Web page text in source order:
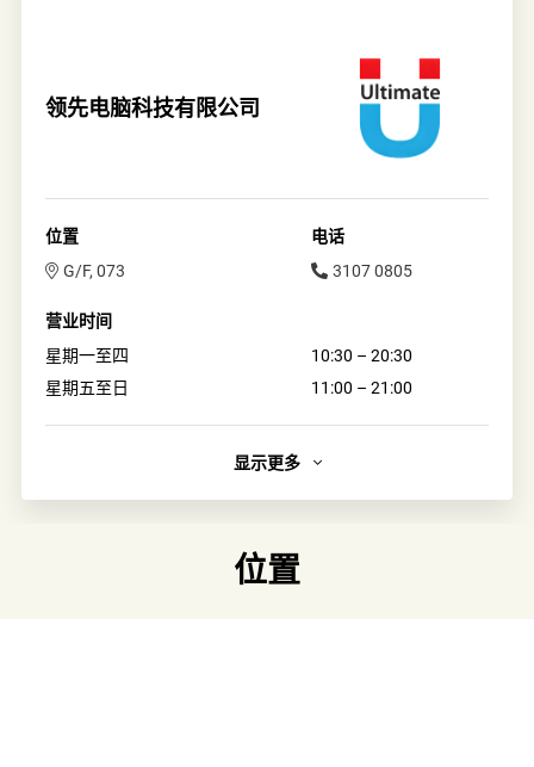
领先电脑科技有限公司
位置
G/F, 073
电话
3107 0805
营业时间
星期一至四
10:30 – 20:30
星期五至日
11:00 – 21:00
苹果全线系列产品的最佳场所。从Mac，iPads，iPhone以至
所有必备配件，每件产品都按照苹果电脑独有方式阵列，加
显示更多
位置